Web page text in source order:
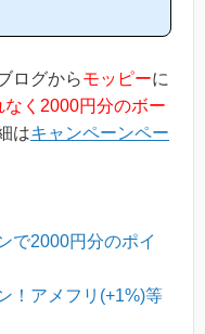
で簡単にできるので、下
ログからモッピーに
なく2000円分のボー
はキャンペーンペー
で2000円分のポイ
！アメフリ(+1%)等